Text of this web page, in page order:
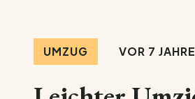
UMZUG VOR 7